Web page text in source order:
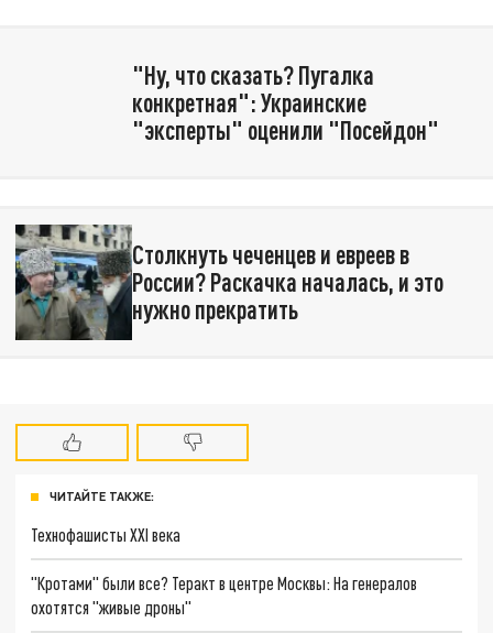
"Ну, что сказать? Пугалка
конкретная": Украинские
"эксперты" оценили "Посейдон"
Столкнуть чеченцев и евреев в
России? Раскачка началась, и это
нужно прекратить
ЧИТАЙТЕ ТАКЖЕ:
Технофашисты XXI века
"Кротами" были все? Теракт в центре Москвы: На генералов
охотятся "живые дроны"